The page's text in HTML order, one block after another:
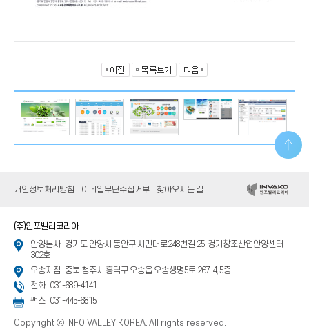
개인정보처리방침 이메일무단수집거부 찾아오시는 길
(주)인포벨리코리아
안양본사 : 경기도 안양시 동안구 시민대로248번길 25, 경기창조산업안양센터
302호
오송지점 : 충북 청주시 흥덕구 오송읍 오송생명5로 267-4, 5층
전화 : 031-689-4141
팩스 : 031-445-6815
Copyright ⓒ INFO VALLEY KOREA. All rights reserved.